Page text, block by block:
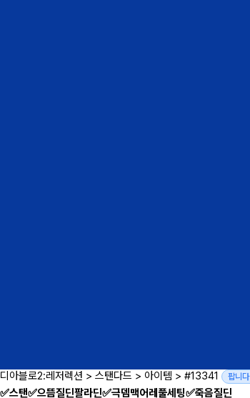
디아블로2:레저렉션 > 스탠다드 > 아이템 > #13341 팝니다
✅스탠✅으뜸질딘팔라딘✅극뎀맥어레풀세팅✅죽음질딘